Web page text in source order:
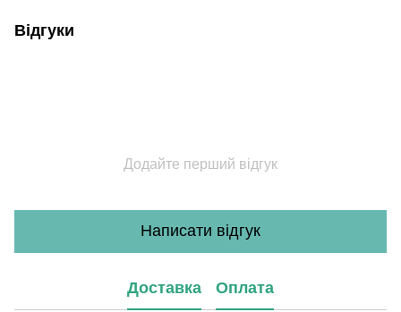
Відгуки
Додайте перший відгук
Написати відгук
Доставка Оплата